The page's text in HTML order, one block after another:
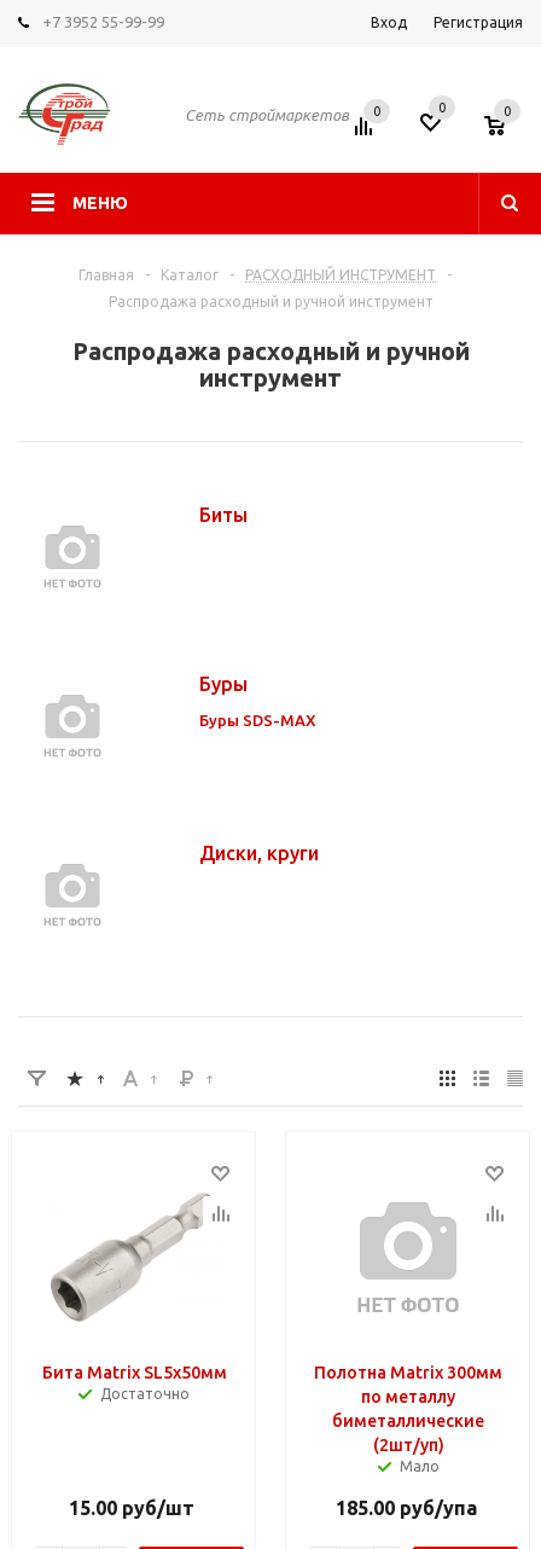
+7 3952 55-99-99 Вход Регистрация
Сеть строймаркетов
МЕНЮ
0 0 0
Главная - Каталог - РАСХОДНЫЙ ИНСТРУМЕНТ
-
Распродажа расходный и ручной инструмент
Распродажа расходный и ручной
инструмент
Биты
Буры
Буры SDS-MAX
Диски, круги
Бита Matrix SL5х50мм
Достаточно
15.00 руб/шт
Полотна Matrix 300мм
по металлу
биметаллические
(2шт/уп)
Мало
185.00руб/упа